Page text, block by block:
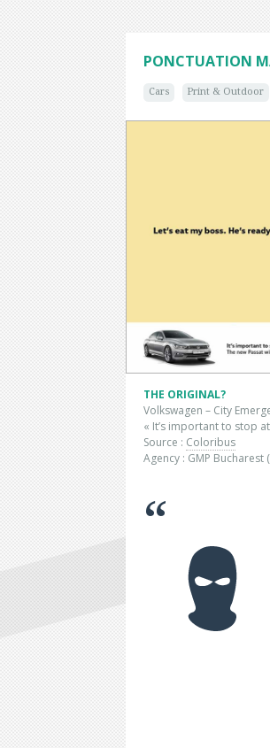
PONCTUATION
Cars Print & Outdoor
THE ORIGINAL?
Volkswagen – City
« It’s important to stop
Source : Coloribus
Agency : GMP Bucharest